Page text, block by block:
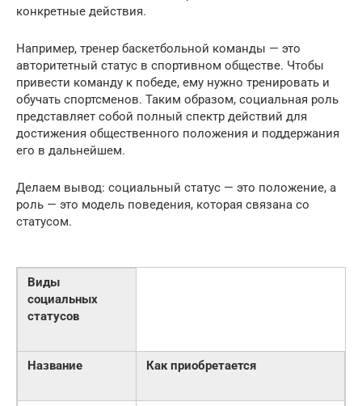
конкретные действия.
Например, тренер баскетбольной команды — это
авторитетный статус в спортивном обществе. Чтобы
привести команду к победе, ему нужно тренировать и
обучать спортсменов. Таким образом, социальная роль
представляет собой полный спектр действий для
достижения общественного положения и поддержания
его в дальнейшем.
Делаем вывод: социальный статус — это положение, а
роль — это модель поведения, которая связана со
статусом.
Виды
социальных
статусов
Название Как приобретается